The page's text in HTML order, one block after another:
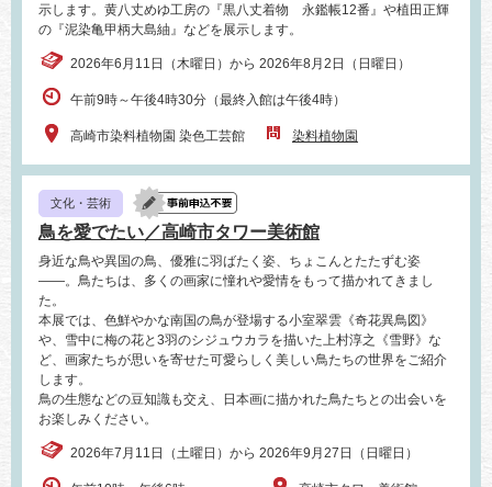
示します。黄八丈めゆ工房の『黒八丈着物 永鑑帳12番』や植田正輝
の『泥染亀甲柄大島紬』などを展示します。
2026年6月11日（木曜日）から 2026年8月2日（日曜日）
午前9時～午後4時30分（最終入館は午後4時）
高崎市染料植物園 染色工芸館 染料植物園
文化・芸術
鳥を愛でたい／高崎市タワー美術館
身近な鳥や異国の鳥、優雅に羽ばたく姿、ちょこんとたたずむ姿
――。鳥たちは、多くの画家に憧れや愛情をもって描かれてきまし
た。
本展では、色鮮やかな南国の鳥が登場する小室翠雲《奇花異鳥図》
や、雪中に梅の花と3羽のシジュウカラを描いた上村淳之《雪野》な
ど、画家たちが思いを寄せた可愛らしく美しい鳥たちの世界をご紹介
します。
鳥の生態などの豆知識も交え、日本画に描かれた鳥たちとの出会いを
お楽しみください。
2026年7月11日（土曜日）から 2026年9月27日（日曜日）